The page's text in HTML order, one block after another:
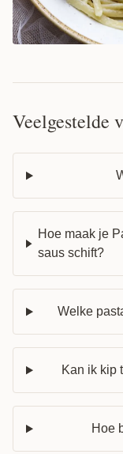
Veelgestelde
Hoe maak je
saus schift?
Welke
Kan ik kip
Hoe